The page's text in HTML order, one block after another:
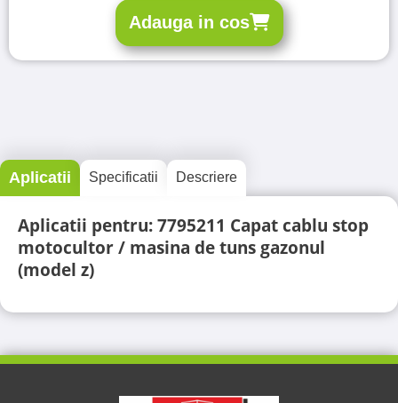
Adauga in cos
Aplicatii Specificatii Descriere
Aplicatii pentru: 7795211 Capat cablu stop
motocultor / masina de tuns gazonul
(model z)